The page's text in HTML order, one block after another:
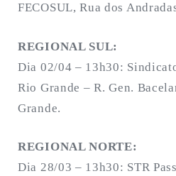
FECOSUL, Rua dos
REGIONAL SUL:
Dia 02/04 – 13h30:
Rio Grande – R. Gen.
Grande.
REGIONAL NORTE:
Dia 28/03 – 13h30: STR